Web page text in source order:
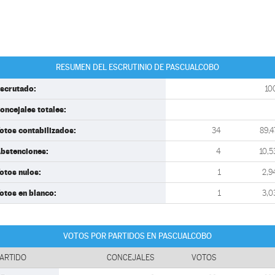
RESUMEN DEL ESCRUTINIO DE PASCUALCOBO
totales:
contabilizados: 34
4
nulos: 1
en blanco: 1
VOTOS POR PARTIDOS EN PASCUALCOBO
CONCEJALES VOTOS